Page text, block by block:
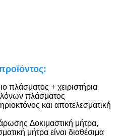
πλάσματος + χειριστήρια
πλάσματος
και αποτελεσματική
∆οκιμαστική μήτρα,
μήτρα είναι διαθέσιμα